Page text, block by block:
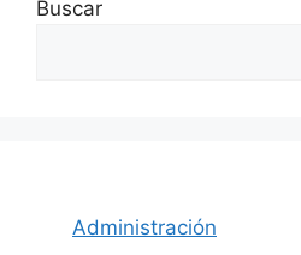
Buscar
Administración